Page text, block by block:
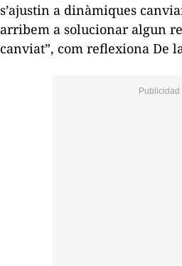
s’ajustin a dinàmiques
arribem a solucionar algun
canviat”, com reflexiona De